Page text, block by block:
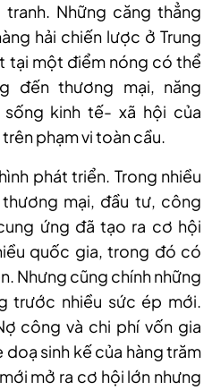
Những căng thẳng
hải chiến lược ở Trung
tại một điểm nóng có thể
đến thương mại, năng
kinh tế- xã hội của
phạm vi toàn cầu.
phát triển. Trong nhiều
mại, đầu tư, công
ứng đã tạo ra cơ hội
quốc gia, trong đó có
Nhưng cũng chính những
trước nhiều sức ép mới.
công và chi phí vốn gia
sinh kế của hàng trăm
mở ra cơ hội lớn nhưng